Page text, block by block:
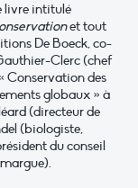
livre intitulé
et tout
De Boeck, co-
Clerc (chef
Conservation des
globaux » à
(directeur de
(biologiste,
du conseil